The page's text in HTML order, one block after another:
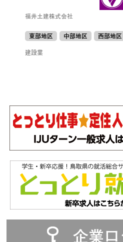
福井土建株式会社
東部地区 中部地区
西部地区
建設業
企業